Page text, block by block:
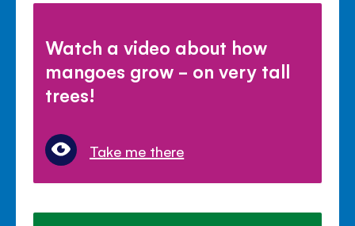
Watch a video about how
mangoes grow - on very tall
trees!
Take me there